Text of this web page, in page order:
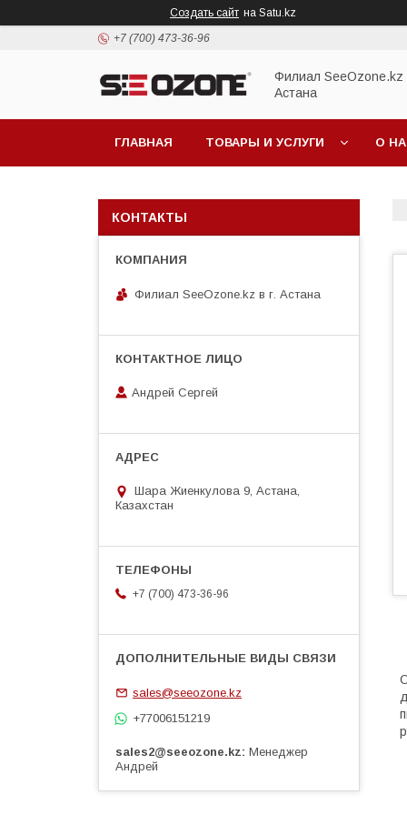
Создать сайт на Satu.kz
+7 (700) 473-36-96
Филиал SeeOzone.kz
Астана
ГЛАВНАЯ ТОВАРЫ И УСЛУГИ О
КОНТАКТЫ
Филиал SeeOzone.kz в г. Астана
Андрей Сергей
Шара Жиенкулова 9, Астана,
Казахстан
+7 (700) 473-36-96
sales@seeozone.kz
+77006151219
sales2@seeozone.kz Менеджер
Андрей